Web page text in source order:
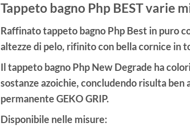
Tappeto bagno Php BEST varie
Raffinatotappeto bagno Php Best in puro
altezze di pelo, rifinito con bella cornice in
Il tappeto bagno Php New Degrade ha
sostanze azoichie, concludendo risulta
permanente GEKO GRIP.
Disponibile nelle misure: